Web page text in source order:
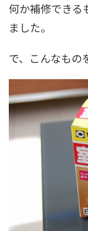
何か補修できる
ました。
で、こんなもの